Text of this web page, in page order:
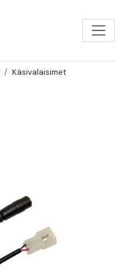
Käsivalaisimet